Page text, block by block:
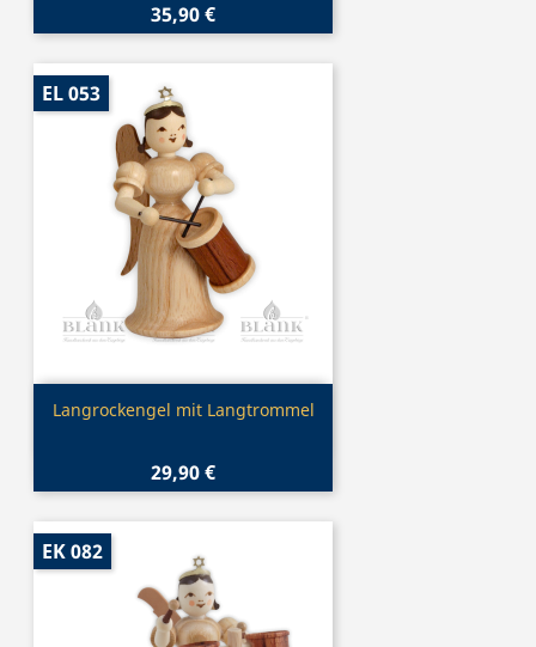
35,90 €
Vorschau
Langrockengel mit Langtrommel
29,90 €
EL 053
EK 082